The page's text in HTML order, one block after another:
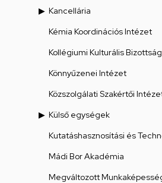
Kancellária
Kémia Koordinációs Intézet
Kollégiumi Kulturális
Könnyűzenei Intézet
Közszolgálati Szakértői
Külső egységek
Kutatáshasznosítási és
Mádi Bor Akadémia
Megváltozott